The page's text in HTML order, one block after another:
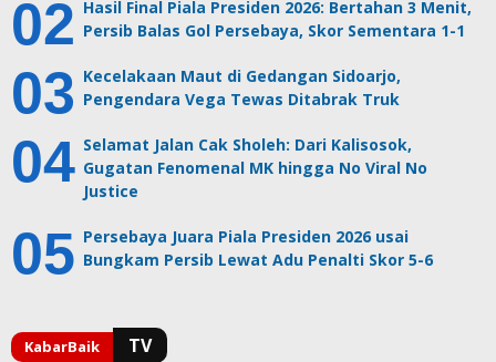
Hasil Final Piala Presiden 2026: Bertahan 3 Menit,
Persib Balas Gol Persebaya, Skor Sementara 1-1
Kecelakaan Maut di Gedangan Sidoarjo,
Pengendara Vega Tewas Ditabrak Truk
Selamat Jalan Cak Sholeh: Dari Kalisosok,
Gugatan Fenomenal MK hingga No Viral No
Justice
Persebaya Juara Piala Presiden 2026 usai
Bungkam Persib Lewat Adu Penalti Skor 5-6